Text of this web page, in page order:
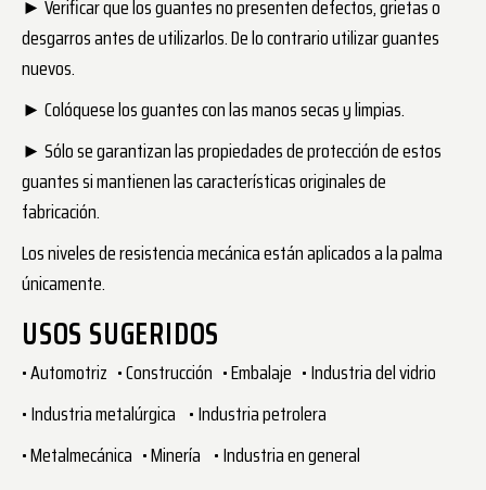
► Verificar que los guantes no presenten defectos, grietas o
desgarros antes de utilizarlos. De lo contrario utilizar guantes
nuevos.
► Colóquese los guantes con las manos secas y limpias.
► Sólo se garantizan las propiedades de protección de estos
guantes si mantienen las características originales de
fabricación.
Los niveles de resistencia mecánica están aplicados a la palma
únicamente.
USOS SUGERIDOS
• Automotriz • Construcción • Embalaje • Industria del vidrio
• Industria metalúrgica • Industria petrolera
• Metalmecánica • Minería • Industria en general